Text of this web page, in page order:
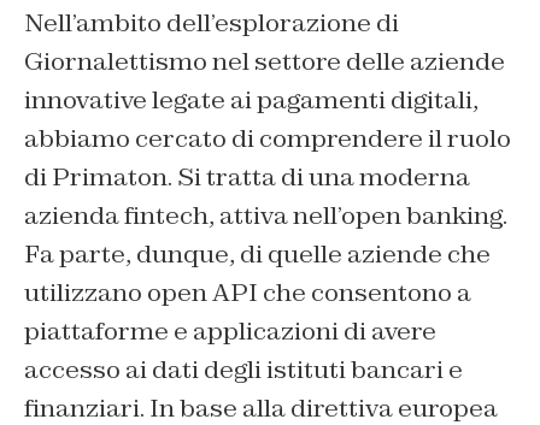
Nell’ambito dell’esplorazione di
Giornalettismo nel settore delle aziende
innovative legate ai pagamenti digitali,
abbiamo cercato di comprendere il ruolo
di Primaton. Si tratta di una moderna
azienda fintech, attiva nell’open banking.
Fa parte, dunque, di quelle aziende che
utilizzano open API che consentono a
piattaforme e applicazioni di avere
accesso ai dati degli istituti bancari e
finanziari. In base alla direttiva europea